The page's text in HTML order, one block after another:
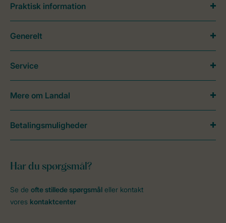
Har du spørgsmål?
Se de ofte stillede spørgsmål eller kontakt
vores kontaktcenter
Praktisk information
Generelt
Service
Mere om Landal
Betalingsmuligheder